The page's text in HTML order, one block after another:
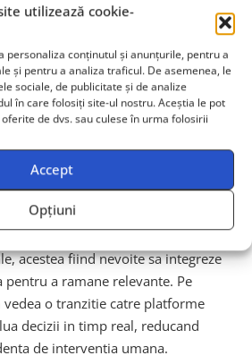
utilizează cookie-
personaliza conținutul și anunțurile, pentru a
și pentru a analiza traficul. De asemenea, le
sociale, de publicitate și de analize
în care folosiți site-ul nostru. Aceștia le pot
de dvs. sau culese în urma folosirii
Accept
Opțiuni
pietei
securitate
securitatii va forta competitia
adoptarea tehnologiilor AI si
atacatori si aparatori. Expertii
Daybreak va determina o
in care sunt concepute solutiile
acestea fiind nevoite sa integreze
a ramane relevante. Pe
o tranzitie catre platforme
decizii in timp real, reducand
de interventia umana.